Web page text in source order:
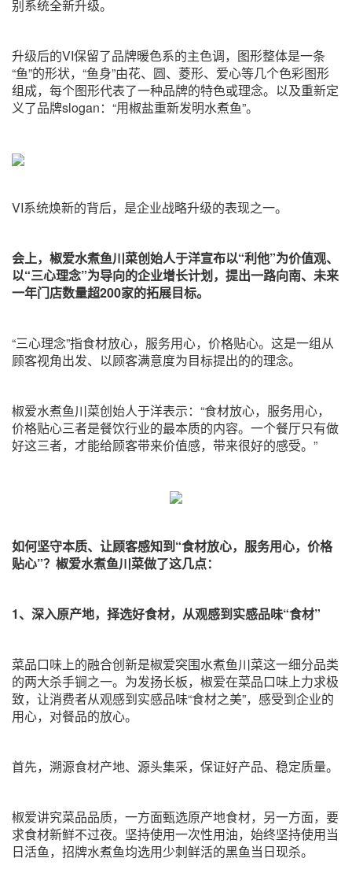
别系统全新升级。
升级后的VI保留了品牌暖色系的主色调，图形整体是一条
“鱼”的形状，“鱼身”由花、圆、菱形、爱心等几个色彩图形
组成，每个图形代表了一种品牌的特色或理念。以及重新定
义了品牌slogan：“用椒盐重新发明水煮鱼”。
VI系统焕新的背后，是企业战略升级的表现之一。
会上，椒爱水煮鱼川菜创始人于洋宣布以“利他”为价值观、
以“三心理念”为导向的企业增长计划，提出一路向南、未来
一年门店数量超200家的拓展目标。
“三心理念”指食材放心，服务用心，价格贴心。这是一组从
顾客视角出发、以顾客满意度为目标提出的的理念。
椒爱水煮鱼川菜创始人于洋表示：“食材放心，服务用心，
价格贴心三者是餐饮行业的最本质的内容。一个餐厅只有做
好这三者，才能给顾客带来价值感，带来很好的感受。”
如何坚守本质、让顾客感知到“食材放心，服务用心，价格
贴心”？椒爱水煮鱼川菜做了这几点：
1、深入原产地，择选好食材，从观感到实感品味“食材”
菜品口味上的融合创新是椒爱突围水煮鱼川菜这一细分品类
的两大杀手锏之一。为发扬长板，椒爱在菜品口味上力求极
致，让消费者从观感到实感品味“食材之美”，感受到企业的
用心，对餐品的放心。
首先，溯源食材产地、源头集采，保证好产品、稳定质量。
椒爱讲究菜品品质，一方面甄选原产地食材，另一方面，要
求食材新鲜不过夜。坚持使用一次性用油，始终坚持使用当
日活鱼，招牌水煮鱼均选用少刺鲜活的黑鱼当日现杀。